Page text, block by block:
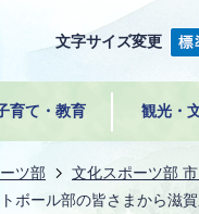
文字サイズ変更
育て・教育 観光・
ツ部 文化スポーツ部
ボール部の皆さまから滋